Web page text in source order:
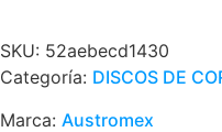
SKU: 52aebecd1430
Categoría: DISCOS DE
Marca: Austromex